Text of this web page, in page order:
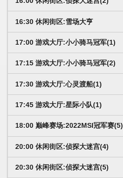
16:30 休闲街区:雪场大亨
17:00 游戏大厅:小小骑马冠军(1)
17:15 游戏大厅:小小骑马冠军(2)
17:30 游戏大厅:心灵渡船(1)
17:45 游戏大厅:星际小队(1)
18:00 巅峰赛场:2022MSI冠军赛(5)
20:00 休闲街区:侦探大迷宫(4)
20:30 休闲街区:侦探大迷宫(5)